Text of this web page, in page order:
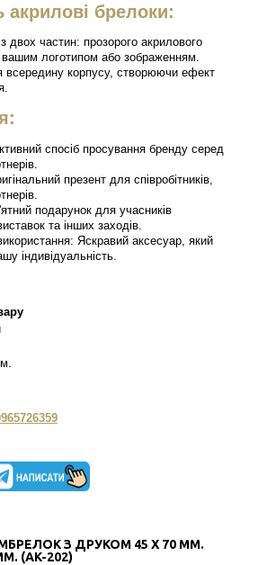
брелоки:
двох частин: прозорого акрилового
вашим логотипом або зображенням.
всередину корпусу, створюючи ефект
спосіб просування бренду серед
презент для співробітників,
подарунок для учасників
та інших заходів.
Яскравий аксесуар, який
індивідуальність.
З ДРУКОМ 45 Х 70 ММ.
(AK-202)